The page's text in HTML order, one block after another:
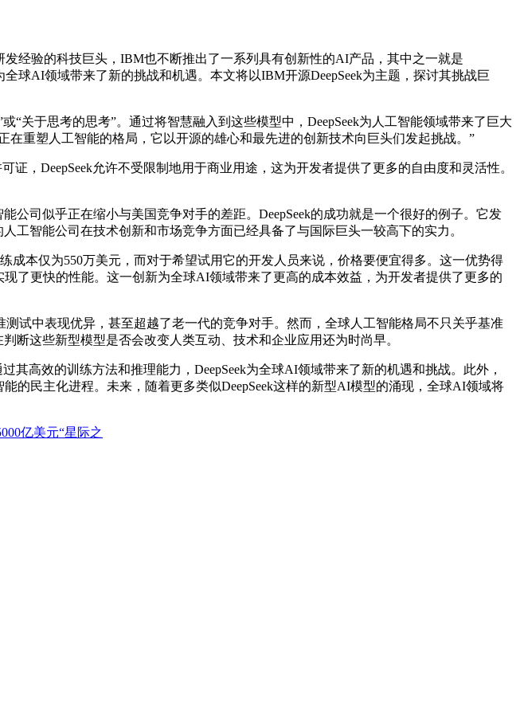
验的科技巨头，IBM也不断推出了一系列具有创新性的AI产品，其中之一就是
球AI领域带来了新的挑战和机遇。本文将以IBM开源DeepSeek为主题，探讨其挑战巨
于思考的思考”。通过将智慧融入到这些模型中，DeepSeek为人工智能领域带来了巨大
在重塑人工智能的格局，它以开源的雄心和最先进的创新技术向巨头们发起挑战。”
，DeepSeek允许不受限制地用于商业用途，这为开发者提供了更多的自由度和灵活性。
司似乎正在缩小与美国竞争对手的差距。DeepSeek的成功就是一个很好的例子。它发
智能公司在技术创新和市场竞争方面已经具备了与国际巨头一较高下的实力。
本仅为550万美元，而对于希望试用它的开发人员来说，价格要便宜得多。这一优势得
了更快的性能。这一创新为全球AI领域带来了更高的成本效益，为开发者提供了更多的
中表现优异，甚至超越了老一代的竞争对手。然而，全球人工智能格局不只关乎基准
断这些新型模型是否会改变人类互动、技术和企业应用还为时尚早。
高效的训练方法和推理能力，DeepSeek为全球AI领域带来了新的机遇和挑战。此外，
的民主化进程。未来，随着更多类似DeepSeek这样的新型AI模型的涌现，全球AI领域将
亿美元“星际之